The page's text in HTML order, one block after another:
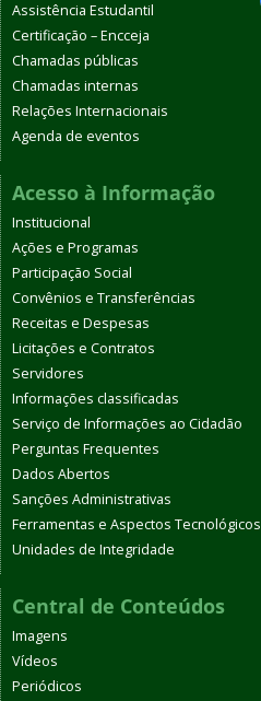
Assistência Estudantil
Certificação – Encceja
Chamadas públicas
Chamadas internas
Relações Internacionais
Agenda de eventos
Acesso à Informação
Institucional
Ações e Programas
Participação Social
Convênios e Transferências
Receitas e Despesas
Licitações e Contratos
Servidores
Informações classificadas
Serviço de Informações ao Cidadão
Perguntas Frequentes
Dados Abertos
Sanções Administrativas
Ferramentas e Aspectos Tecnológicos
Unidades de Integridade
Central de Conteúdos
Imagens
Vídeos
Periódicos